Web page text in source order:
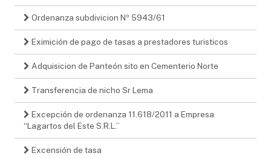
Ordenanza subdivicion Nº 5943/61
Eximición de pago de tasas a prestadores turisticos
Adquisicion de Panteón sito en Cementerio Norte
Transferencia de nicho Sr Lema
Excepción de ordenanza 11.618/2011 a Empresa
“Lagartos del Este S.R.L.”
Excensión de tasa